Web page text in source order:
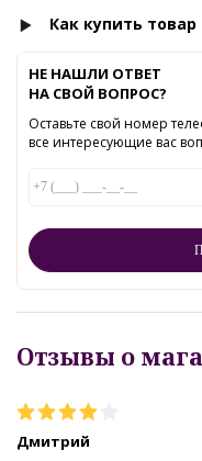
Как купить товар
НЕ НАШЛИ ОТВЕТ
НА СВОЙ ВОПРОС?
Оставьте свой номер
все интересующие вас
Отзывы о
Дмитрий